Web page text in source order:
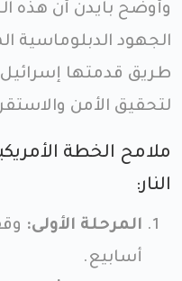
وأوضح بايدن أن هذه
الجهود الدبلوماسية
طريق قدمتها
لتحقيق الأمن
ملامح الخطة
النار:
المرحلة الأولى:
أسابيع.